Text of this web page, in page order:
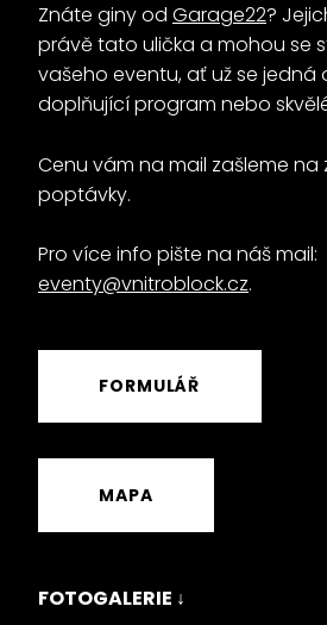
Znáte giny od Garage22?
právě tato ulička a mohou se
vašeho eventu, ať už se jedná
doplňující program nebo
Cenu vám na mail zašleme na
poptávky.
Pro více info pište na náš mail:
eventy@vnitroblock.cz.
FORMULÁŘ
MAPA
FOTOGALERIE ↓